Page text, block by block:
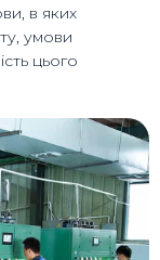
в яких
умови
цього